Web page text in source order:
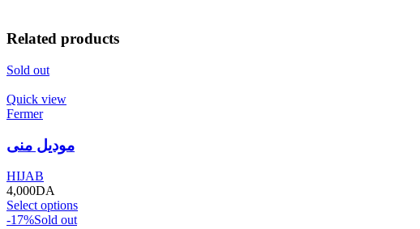
Related products
Sold out
Quick view
Fermer
موديل منى
HIJAB
4,000DA
Select options
-17%Sold out